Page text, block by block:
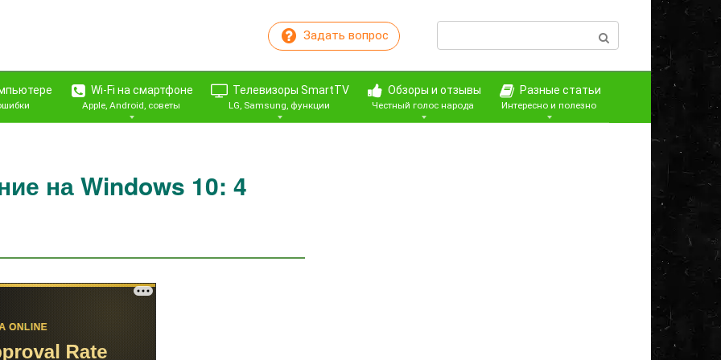
Задать вопрос Поиск:
Wi-Fi на смартфоне
Apple, Android, советы
Телевизоры SmartTV
LG, Samsung, функции
Обзоры и отзывы
Честный голос народа
Разные статьи
Интересно и полезно
на Windows 10: 4